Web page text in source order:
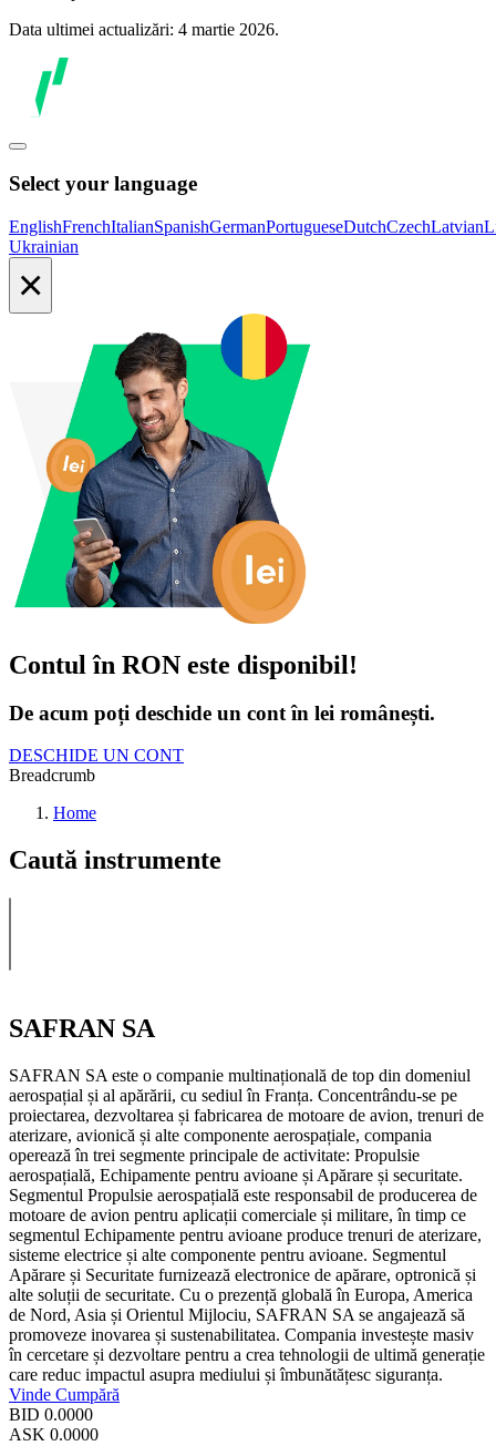
Data ultimei actualizări: 4 martie 2026.
Select your language
EnglishFrenchItalianSpanishGermanPortugueseDutchCzechLatvian
Ukrainian
×
Contul în RON este disponibil!
De acum poți deschide un cont în lei românești.
DESCHIDE UN CONT
Breadcrumb
Home
Caută instrumente
SAFRAN SA
SAFRAN SA este o companie multinațională de top din domeniul
aerospațial și al apărării, cu sediul în Franța. Concentrându-se pe
proiectarea, dezvoltarea și fabricarea de motoare de avion, trenuri de
aterizare, avionică și alte componente aerospațiale, compania
operează în trei segmente principale de activitate: Propulsie
aerospațială, Echipamente pentru avioane și Apărare și securitate.
Segmentul Propulsie aerospațială este responsabil de producerea de
motoare de avion pentru aplicații comerciale și militare, în timp ce
segmentul Echipamente pentru avioane produce trenuri de aterizare,
sisteme electrice și alte componente pentru avioane. Segmentul
Apărare și Securitate furnizează electronice de apărare, optronică și
alte soluții de securitate. Cu o prezență globală în Europa, America
de Nord, Asia și Orientul Mijlociu, SAFRAN SA se angajează să
promoveze inovarea și sustenabilitatea. Compania investește masiv
în cercetare și dezvoltare pentru a crea tehnologii de ultimă generație
care reduc impactul asupra mediului și îmbunătățesc siguranța.
Vinde Cumpără
BID 0.0000
ASK 0.0000